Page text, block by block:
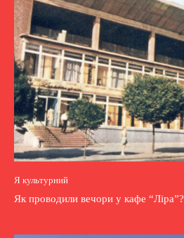
Я культурний
Як проводили вечори у кафе “Ліра”?